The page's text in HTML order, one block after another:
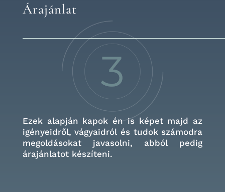
Árajánlat
Ezek alapján kapok én is képet majd az
igényeidről, vágyaidról és tudok számodra
megoldásokat javasolni, abból pedig
árajánlatot készíteni.